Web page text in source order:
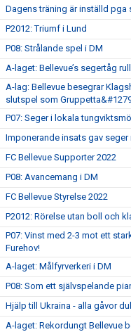
Dagens träning är inställd pga
P2012: Triumf i Lund
P08: Strålande spel i DM
A-laget: Bellevue’s segertåg
A-lag: Bellevue besegrar
slutspel som
P07: Seger i lokala
Imponerande insats gav seger
FC Bellevue Supporter 2022
P08: Avancemang i DM
FC Bellevue Styrelse 2022
P2012: Rörelse utan boll och
P07: Vinst med 2-3 mot ett
Furehov!
A-laget: Målfyrverkeri i DM
P08: Som ett självspelande
Hjälp till Ukraina - alla gåvor
A-laget: Rekordungt Bellevue